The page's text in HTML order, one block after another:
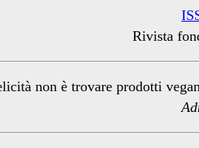
Rivista
non è trovare prodotti